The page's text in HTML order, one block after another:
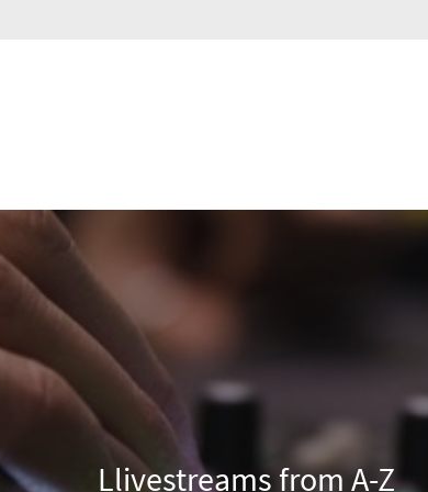
TV COMMERCIALS
MUSIC PRODUCTIONS
Llivestreams from A-Z